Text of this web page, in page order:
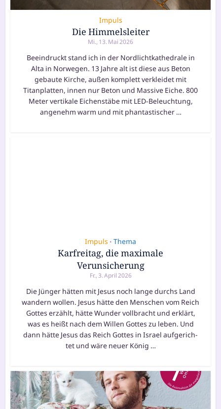
Impuls
Die Himmelsleiter
Mi., 13. Mai 2026
Beeindruckt stand ich in der Nordlichtkathedrale in
Alta in Norwegen. 13 Jahre alt ist die­se aus Beton
gebau­te Kirche, außen kom­plett ver­klei­det mit
Titanplatten, innen nur Beton und Massive Eiche. 800
Meter ver­ti­ka­le Eichenstäbe mit LED-Beleuchtung,
ange­nehm warm und mit phan­tas­ti­scher …
Impuls • Thema
Karfreitag, die maximale
Verunsicherung
Fr., 3. April 2026
Die Jünger hät­ten mit Jesus noch lan­ge durchs Land
wan­dern wol­len. Jesus hät­te den Menschen vom Reich
Gottes erzählt, hät­te Wunder voll­bracht und erklärt,
was es heißt nach dem Willen Gottes zu leben. Und
dann hät­te Jesus das Reich Gottes in Israel auf­ge­rich­
tet und wäre neu­er König …